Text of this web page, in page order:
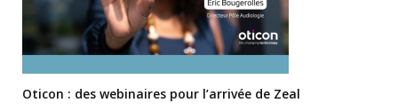
Oticon : des webinaires pour l’arrivée de Zeal